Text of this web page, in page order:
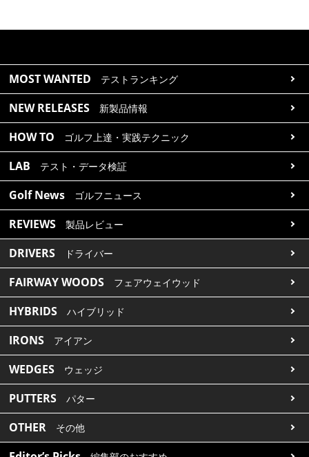
MOST WANTED テストランキング
NEW RELEASES 新製品情報
HOW TO ゴルフ上達・実践テクニック
LAB テスト・データ検証
Golf News ゴルフニュース
REVIEWS 製品レビュー
DRIVERS ドライバー
FAIRWAY WOODS フェアウェイウッド
HYBRIDS ハイブリッド
IRONS アイアン
WEDGES ウェッジ
PUTTERS パター
OTHER その他